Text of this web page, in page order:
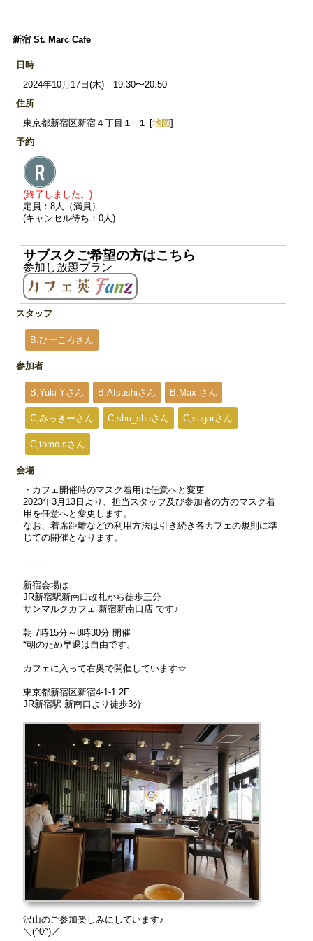
新宿 St. Marc Cafe
日時
2024年10月17日(木) 19:30〜20:50
住所
東京都新宿区新宿４丁目１−１ [地図]
予約
(終了しました。)
定員：8人（満員）
(キャンセル待ち：0人)
サブスクご希望の方はこちら
参加し放題プラン
スタッフ
B,ひーころさん
参加者
B,Yuki Yさん B,Atsushiさん B,Max さん
C,みっきーさん C,shu_shuさん C,sugarさん
C,tomo.sさん
会場
・カフェ開催時のマスク着用は任意へと変更
2023年3月13日より、担当スタッフ及び参加者の方のマスク着
用を任意へと変更します。
なお、着席距離などの利用方法は引き続き各カフェの規則に準
じての開催となります。
---------
新宿会場は
JR新宿駅新南口改札から徒歩三分
サンマルクカフェ 新宿新南口店 です♪
朝 7時15分～8時30分 開催
*朝のため早退は自由です。
カフェに入って右奥で開催しています☆
東京都新宿区新宿4-1-1 2F
JR新宿駅 新南口より徒歩3分
沢山のご参加楽しみにしています♪
＼(^0^)／